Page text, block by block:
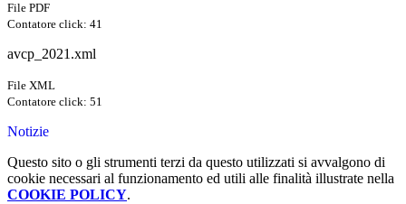
File PDF
Contatore click: 41
avcp_2021.xml
File XML
Contatore click: 51
Notizie
Questo sito o gli strumenti terzi da questo utilizzati si avvalgono di
cookie necessari al funzionamento ed utili alle finalità illustrate nella
COOKIE POLICY.